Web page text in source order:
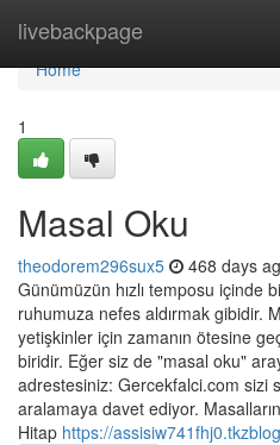
livebackpage
Home
Home
1
Masal Oku
theodorem296sux5 468 days
Günümüzün hızlı temposu içinde
ruhumuza nefes aldırmak gibidir.
yetişkinler için zamanın ötesine
biridir. Eğer siz de "masal oku"
adrestesiniz: Gercekfalci.com sizi
aralamaya davet ediyor.
Hitap https://